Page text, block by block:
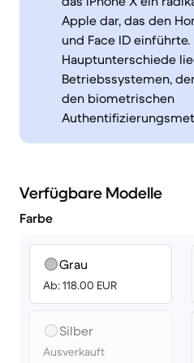
Apple dar, das den
und Face ID einführte.
Hauptunterschiede
Betriebssystemen,
den biometrischen
Verfügbare Modelle
Farbe
Grau
Ab: 118.00 EUR
Silber
Ausverkauft